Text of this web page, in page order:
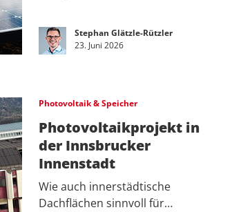
Stephan Glätzle-Rützler
23. Juni 2026
Photovoltaik & Speicher
Photovoltaikprojekt in
der Innsbrucker
Innenstadt
Wie auch innerstädtische
Dachflächen sinnvoll für…